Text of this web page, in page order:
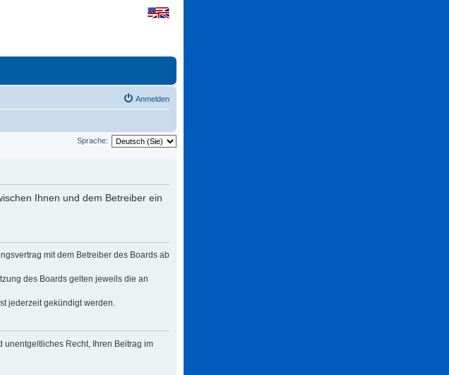
Anmelden
Sprache:
Ihnen und dem Betreiber ein
mit dem Betreiber des Boards ab
des Boards gelten jeweils die an
jederzeit gekündigt werden.
Recht, Ihren Beitrag im